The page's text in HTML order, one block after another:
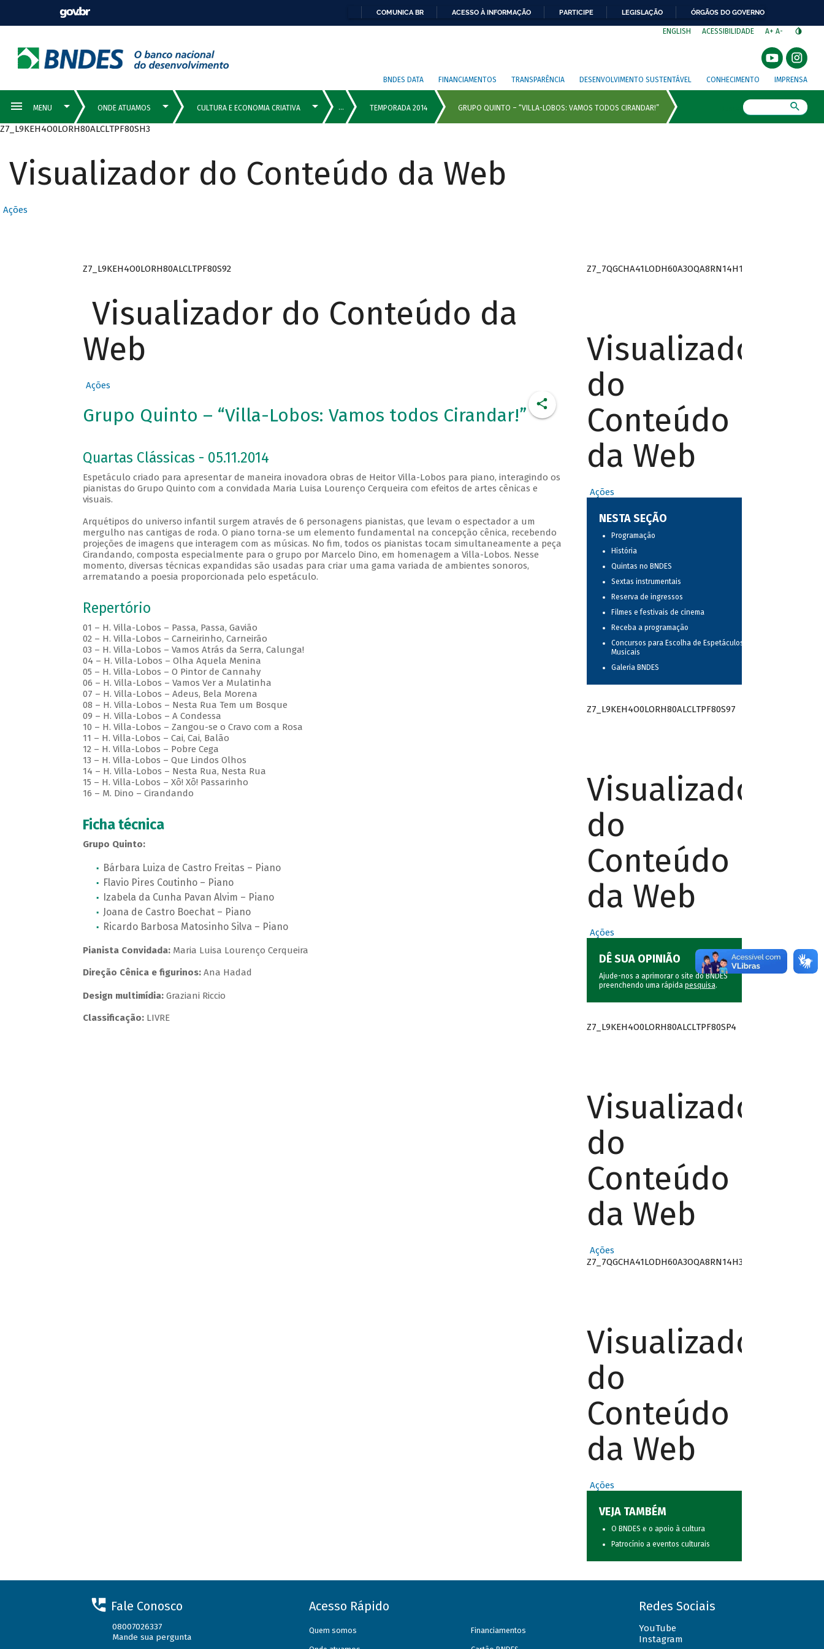
COMUNICA BR ACESSO À INFORMAÇÃO PARTICIPE LEGISLAÇÃO ÓRGÃOS DO GOVERNO
ENGLISH ACESSIBILIDADE A+ A-
BNDES DATA FINANCIAMENTOS TRANSPARÊNCIA DESENVOLVIMENTO SUSTENTÁVEL CONHECIMENTO IMPRENSA
Z7_L9KEH4O0LORH80ALCLTPF80SH3
Visualizador do Conteúdo da Web
Ações
Z7_L9KEH4O0LORH80ALCLTPF80S92
Visualizador do Conteúdo da
Web
Ações
Grupo Quinto – “Villa-Lobos: Vamos todos Cirandar!”
Quartas Clássicas - 05.11.2014
Espetáculo criado para apresentar de maneira inovadora obras de Heitor Villa-Lobos para piano, interagindo os
pianistas do Grupo Quinto com a convidada Maria Luisa Lourenço Cerqueira com efeitos de artes cênicas e
visuais.
Arquétipos do universo infantil surgem através de 6 personagens pianistas, que levam o espectador a um
mergulho nas cantigas de roda. O piano torna-se um elemento fundamental na concepção cênica, recebendo
projeções de imagens que interagem com as músicas. No fim, todos os pianistas tocam simultaneamente a peça
Cirandando, composta especialmente para o grupo por Marcelo Dino, em homenagem a Villa-Lobos. Nesse
momento, diversas técnicas expandidas são usadas para criar uma gama variada de ambientes sonoros,
arrematando a poesia proporcionada pelo espetáculo.
Repertório
01 – H. Villa-Lobos – Passa, Passa, Gavião
02 – H. Villa-Lobos – Carneirinho, Carneirão
03 – H. Villa-Lobos – Vamos Atrás da Serra, Calunga!
04 – H. Villa-Lobos – Olha Aquela Menina
05 – H. Villa-Lobos – O Pintor de Cannahy
06 – H. Villa-Lobos – Vamos Ver a Mulatinha
07 – H. Villa-Lobos – Adeus, Bela Morena
08 – H. Villa-Lobos – Nesta Rua Tem um Bosque
09 – H. Villa-Lobos – A Condessa
10 – H. Villa-Lobos – Zangou-se o Cravo com a Rosa
11 – H. Villa-Lobos – Cai, Cai, Balão
12 – H. Villa-Lobos – Pobre Cega
13 – H. Villa-Lobos – Que Lindos Olhos
14 – H. Villa-Lobos – Nesta Rua, Nesta Rua
15 – H. Villa-Lobos – Xô! Xô! Passarinho
16 – M. Dino – Cirandando
Ficha técnica
Grupo Quinto:
Bárbara Luiza de Castro Freitas – Piano
Flavio Pires Coutinho – Piano
Izabela da Cunha Pavan Alvim – Piano
Joana de Castro Boechat – Piano
Ricardo Barbosa Matosinho Silva – Piano
Pianista Convidada: Maria Luisa Lourenço Cerqueira
Direção Cênica e figurinos:Ana Hadad
Design multimídia:Graziani Riccio
Classificação:LIVRE
Z7_7QGCHA41LODH60A3OQA8RN14H1
Visualizador
do
Conteúdo
da Web
Ações
NESTA SEÇÃO
Programação
História
Quintas no BNDES
Sextas instrumentais
Reserva de ingressos
Filmes e festivais de cinema
Receba a programação
Concursos para Escolha de Espetáculos
Musicais
Galeria BNDES
Z7_L9KEH4O0LORH80ALCLTPF80S97
Visualizador
do
Conteúdo
da Web
Ações
DÊ SUA OPINIÃO
Ajude-nos a aprimorar o site do BNDES
preenchendo uma rápida pesquisa.
Z7_L9KEH4O0LORH80ALCLTPF80SP4
Visualizador
do
Conteúdo
da Web
Ações
Z7_7QGCHA41LODH60A3OQA8RN14H3
Visualizador
do
Conteúdo
da Web
Ações
VEJA TAMBÉM
O BNDES e o apoio à cultura
Patrocínio a eventos culturais
Fale Conosco
08007026337
Mande sua pergunta
Acesso Rápido
Quem somos Financiamentos
Redes Sociais
YouTube
Instagram